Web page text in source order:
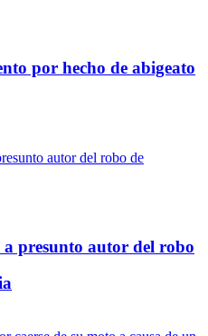
por hecho de abigeato
presunto autor del robo